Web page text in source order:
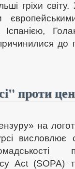
гріхи
до
проти
на
висловлює
Act (SOPA)